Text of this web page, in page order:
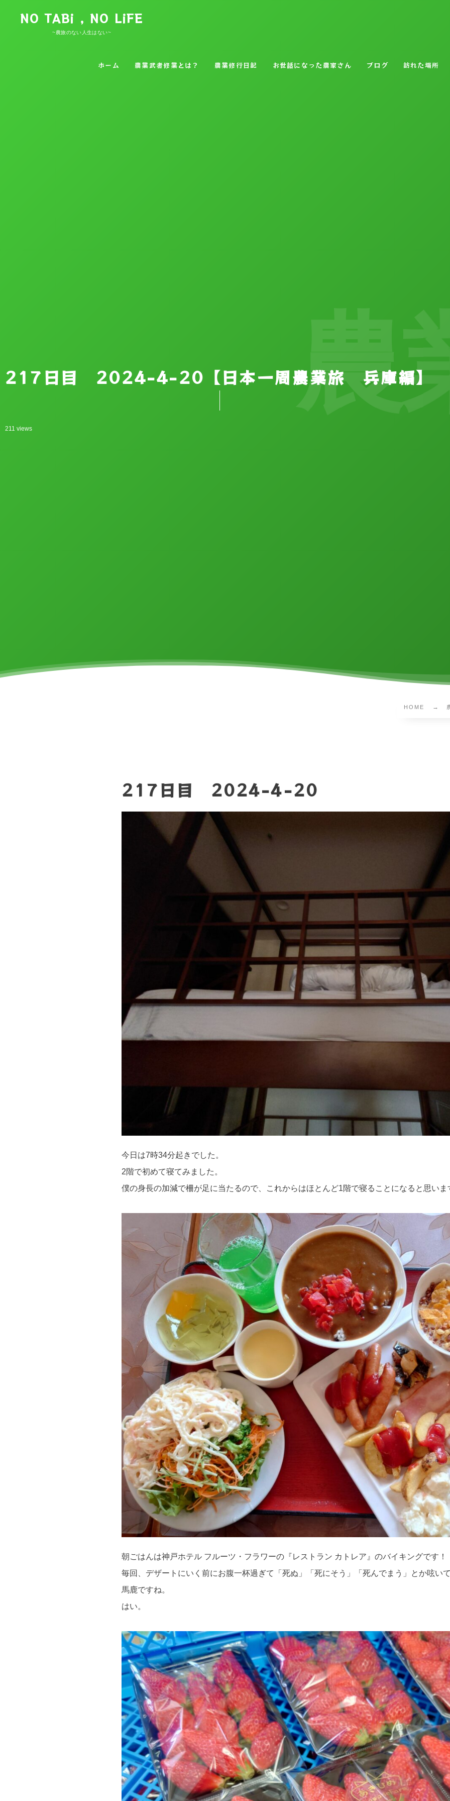
NO TABi , NO LiFE
~農旅のない人生はない~
ホーム 農業武者修業とは？ 農業修行日記 お世話になった農家さん ブログ 訪れた場所
217日目 2024-4-20【日本一周農業旅 兵庫編】
211 views
農業
HOME
217日目 2024-4-20
今日は7時34分起きでした。
2階で初めて寝てみました。
僕の身長の加減で柵が足に当たるので、これからはほとんど1階で寝ることになると思いま
朝ごはんは神戸ホテル フルーツ・フラワーの『レストラン カトレア』のバイキングです！
毎回、デザートにいく前にお腹一杯過ぎて「死ぬ」「死にそう」「死んでまう」とか呟い
馬鹿ですね。
はい。